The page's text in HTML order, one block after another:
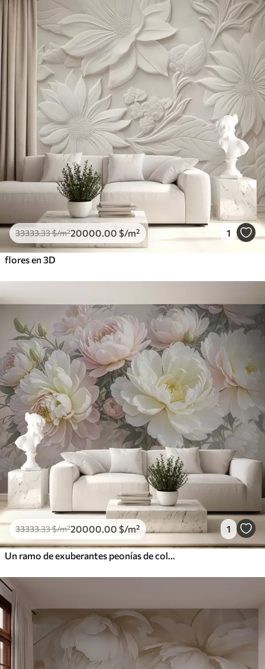
33333.33$/m²20000 .00 $/m² 1
flores en 3D
33333.33$/m²20000 .00 $/m² 1